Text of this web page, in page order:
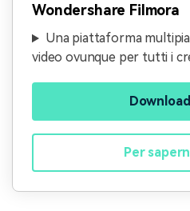
Wondershare Filmora
Una piattaforma
video ovunque per tutti i
Per